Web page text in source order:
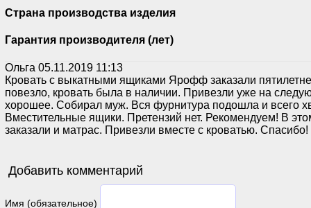
Страна производства изделия
Гарантия производителя (лет)
Ольга 05.11.2019 11:13
Кровать с выкатными ящиками Ярофф заказали
повезло, кровать была в наличии. Привезли уже на
хорошее. Собирал муж. Вся фурнитура подошла и всего
Вместительные ящики. Претензий нет. Рекомендуем! В
заказали и матрас. Привезли вместе с кроватью. Спасибо!
Добавить комментарий
Имя (обязательное)